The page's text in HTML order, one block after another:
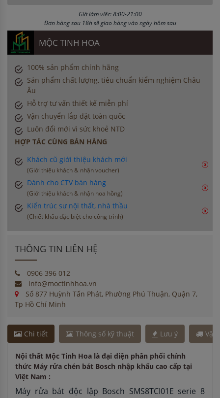
Giờ làm việc: 8:00-21:00
Đơn hàng sau 18h sẽ giao hàng vào ngày hôm sau
MỘC TINH HOA
100% sản phẩm chính hãng
Sản phẩm chất lượng, tiêu chuẩn kiểm nghiệm Châu
Âu
Hỗ trợ tư vấn thiết kế miễn phí
Vận chuyển lắp đặt toàn quốc
Luôn đổi mới vì sức khoẻ NTD
HỢP TÁC CÙNG BÁN HÀNG
Khách cũ giới thiệu khách mới
(Giới thiệu khách & nhận voucher)
Dành cho CTV bán hàng
(Giới thiệu khách & nhận hoa hồng)
Kiến trúc sư nội thất, nhà thầu
(Chiết khấu đặc biệt cho công trình)
THÔNG TIN LIÊN HỆ
0906 396 012
info@moctinhhoa.vn
Số 877 Huỳnh Tấn Phát, Phường Phú Thuận, Quận 7,
Tp Hồ Chí Minh
Chi tiết Thông số kỹ thuật Lưu ý Vận
Nội thất Mộc Tinh Hoa là đại diện phân phối chính
thức Máy rửa chén bát Bosch nhập khẩu cao cấp tại
Việt Nam :
Máy rửa bát độc lập Bosch SMS8TCI01E serie 8